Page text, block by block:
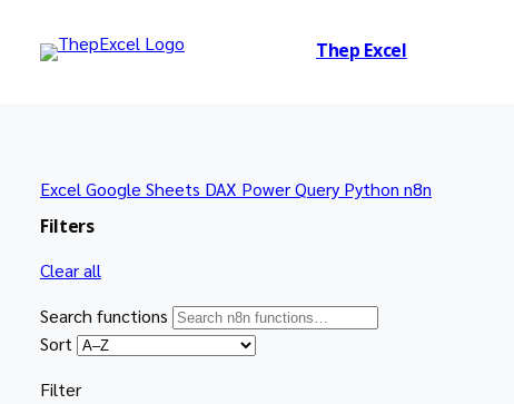
Thep Excel
ExcelGoogle Sheets DAX Power Query Python n8n
Filters
Clear all
Search functions
Sort
Filter